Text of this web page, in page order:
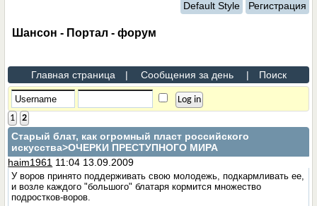
Default Style Регистрация
Шансон - Портал - форум
Главная страница | Сообщения за день | Поиск
1 2
Старый блат, как огромный пласт российского
искусства>ОЧЕРКИ ПРЕСТУПНОГО МИРА
haim1961 11:04 13.09.2009
У воров принято поддерживать свою молодежь, подкармливать ее,
и возле каждого "большого" блатаря кормится множество
подростков-воров.